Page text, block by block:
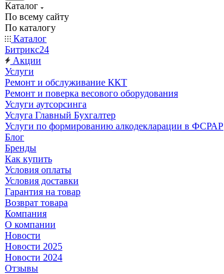
Каталог
По всему сайту
По каталогу
Каталог
Битрикс24
Акции
Услуги
Ремонт и обслуживание ККТ
Ремонт и поверка весового оборудования
Услуги аутсорсинга
Услуга Главный Бухгалтер
Услуги по формированию алкодекларации в ФСРАР
Блог
Бренды
Как купить
Условия оплаты
Условия доставки
Гарантия на товар
Возврат товара
Компания
О компании
Новости
Новости 2025
Новости 2024
Отзывы